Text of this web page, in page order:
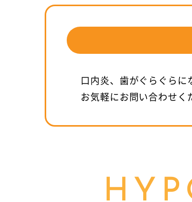
口内炎、歯がぐらぐら
お気軽にお問い合わせく